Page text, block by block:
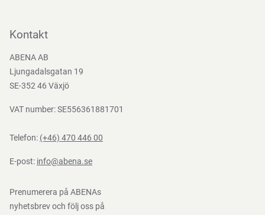
Bli kund
Nedladdningar
Kontakt
ABENA AB
Ljungadalsgatan 19
SE-352 46 Växjö
VAT number: SE556361881701
Telefon: (+46) 470 446 00
E-post: info@abena.se
Prenumerera på ABENAs
nyhetsbrev och följ oss på